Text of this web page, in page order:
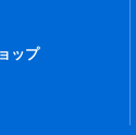
ップ